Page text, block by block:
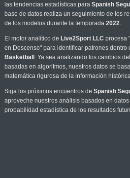
las tendencias estadísticas para Spanish
base de datos realiza un seguimiento de los
de los modelos durante la temporada 2022.
El motor analítico de Live2Sport LLC procesa
en Descenso" para identificar patrones dentro
Basketball . Ya sea analizando los cambios
basadas en algoritmos, nuestros datos se
matemática rigurosa de la información
Siga los próximos encuentros de Spanish
aproveche nuestros análisis basados en
probabilidad estadística de los resultados